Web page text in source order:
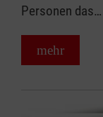
Personen das…
mehr